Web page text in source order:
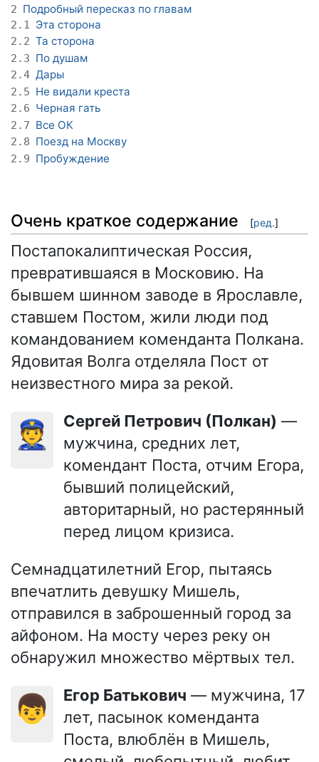
2 Подробный пересказ по главам
2.1 Эта сторона
2.2 Та сторона
2.3 По душам
2.4 Дары
2.5 Не видали креста
2.6 Черная гать
2.7 Все ОК
2.8 Поезд на Москву
2.9 Пробуждение
Очень краткое содержание [ред.]
Постапокалиптическая Россия,
превратившаяся в Московию. На
бывшем шинном заводе в Ярославле,
ставшем Постом, жили люди под
командованием коменданта Полкана.
Ядовитая Волга отделяла Пост от
неизвестного мира за рекой.
👮 Сергей Петрович (Полкан) —
мужчина, средних лет,
комендант Поста, отчим Егора,
бывший полицейский,
авторитарный, но растерянный
перед лицом кризиса.
Семнадцатилетний Егор, пытаясь
впечатлить девушку Мишель,
отправился в заброшенный город за
айфоном. На мосту через реку он
обнаружил множество мёртвых тел.
👦 Егор Батькович — мужчина, 17
лет, пасынок коменданта
Поста, влюблён в Мишель,